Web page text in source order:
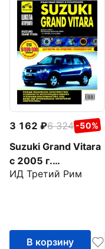
3 162 6 324 -50%
Suzuki Grand Vitara
c 2005 г.
Руководство по
ремонту
ИД Третий Рим
В корзину